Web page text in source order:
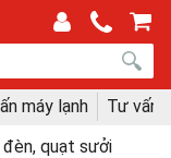
máy lạnh
Tư vấn
đèn, quạt sưởi